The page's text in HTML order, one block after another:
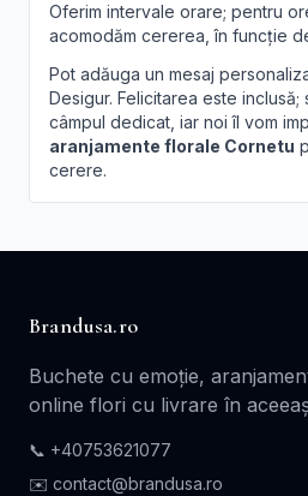
Oferim intervale orare; pentru
acomodăm cererea, în funcție
Pot adăuga un mesaj
Desigur. Felicitarea este inclusă;
câmpul dedicat, iar noi îl vom
aranjamente florale Cornetu
cerere.
Brandusa.ro
Buchete cu emoție,
online flori cu livrare în
📞 +40753621077
✉️ contact@brandusa.ro